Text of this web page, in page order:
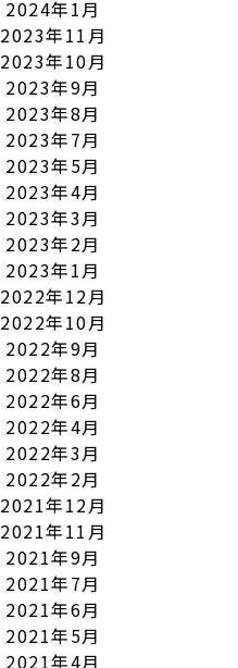
2024年1月
2023年11月
2023年10月
2023年9月
2023年8月
2023年7月
2023年5月
2023年4月
2023年3月
2023年2月
2023年1月
2022年12月
2022年10月
2022年9月
2022年8月
2022年6月
2022年4月
2022年3月
2022年2月
2021年12月
2021年11月
2021年9月
2021年7月
2021年6月
2021年5月
2021年4月